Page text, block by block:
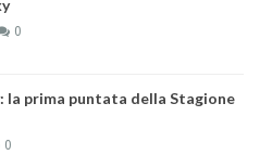
0
la prima puntata della Stagione
0